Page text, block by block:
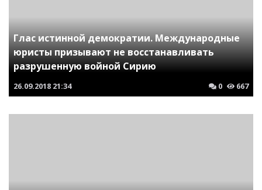
Глас истинной демократии. Международные
юристы призывают не восстанавливать
разрушенную войной Сирию
26.09.2018 21:34 0 667